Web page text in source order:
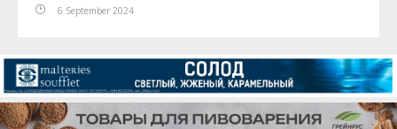
6 September 2024